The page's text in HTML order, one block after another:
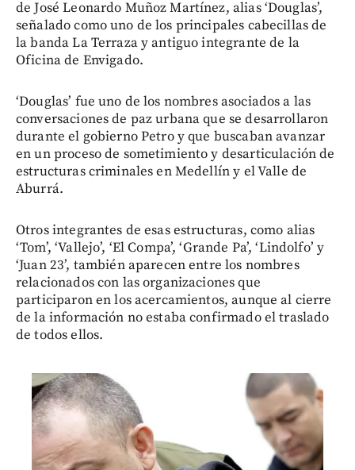
de José Leonardo Muñoz Martínez, alias ‘Douglas’,
señalado como uno de los principales cabecillas de
la banda La Terraza y antiguo integrante de la
Oficina de Envigado.
‘Douglas’ fue uno de los nombres asociados a las
conversaciones de paz urbana que se desarrollaron
durante el gobierno Petro y que buscaban avanzar
en un proceso de sometimiento y desarticulación de
estructuras criminales en Medellín y el Valle de
Aburrá.
Otros integrantes de esas estructuras, como alias
‘Tom’, ‘Vallejo’, ‘El Compa’, ‘Grande Pa’, ‘Lindolfo’ y
‘Juan 23’, también aparecen entre los nombres
relacionados con las organizaciones que
participaron en los acercamientos, aunque al cierre
de la información no estaba confirmado el traslado
de todos ellos.